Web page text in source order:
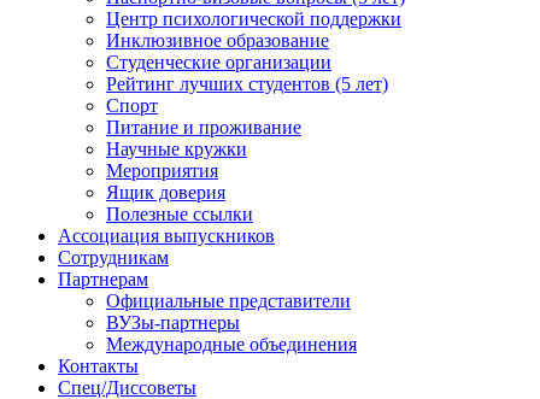
Центр психологической поддержки
Инклюзивное образование
Студенческие организации
Рейтинг лучших студентов (5 лет)
Спорт
Питание и проживание
Научные кружки
Мероприятия
Ящик доверия
Полезные ссылки
Ассоциация выпускников
Сотрудникам
Партнерам
Официальные представители
ВУЗы-партнеры
Международные объединения
Контакты
Спец/Диссоветы